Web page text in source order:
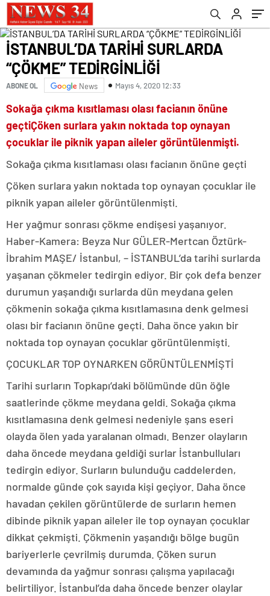
İSTANBUL’DA TARİHİ SURLARDA
“ÇÖKME” TEDİRGİNLİĞİ
ABONE OL News Mayıs 4, 2020 12:33
Sokağa çıkma kısıtlaması olası facianın önüne
geçtiÇöken surlara yakın noktada top oynayan
çocuklar ile piknik yapan aileler görüntülenmişti.
Sokağa çıkma kısıtlaması olası facianın önüne geçti
Çöken surlara yakın noktada top oynayan çocuklar ile
piknik yapan aileler görüntülenmişti.
Her yağmur sonrası çökme endişesi yaşanıyor.
Haber-Kamera: Beyza Nur GÜLER-Mertcan Öztürk-
İbrahim MAŞE/ İstanbul, – İSTANBUL’da tarihi surlarda
yaşanan çökmeler tedirgin ediyor. Bir çok defa benzer
durumun yaşandığı surlarda dün meydana gelen
çökmenin sokağa çıkma kısıtlamasına denk gelmesi
olası bir facianın önüne geçti. Daha önce yakın bir
noktada top oynayan çocuklar görüntülenmişti.
ÇOCUKLAR TOP OYNARKEN GÖRÜNTÜLENMİŞTİ
Tarihi surların Topkapı’daki bölümünde dün öğle
saatlerinde çökme meydana geldi. Sokağa çıkma
kısıtlamasına denk gelmesi nedeniyle şans eseri
olayda ölen yada yaralanan olmadı. Benzer olayların
daha öncede meydana geldiği surlar İstanbulluları
tedirgin ediyor. Surların bulunduğu caddelerden,
normalde günde çok sayıda kişi geçiyor. Daha önce
havadan çekilen görüntülerde de surların hemen
dibinde piknik yapan aileler ile top oynayan çocuklar
dikkat çekmişti. Çökmenin yaşandığı bölge bugün
bariyerlerle çevrilmiş durumda. Çöken surun
devamında da yağmur sonrası çalışma yapılacağı
belirtiliyor. İstanbul’da daha öncede benzer olaylar